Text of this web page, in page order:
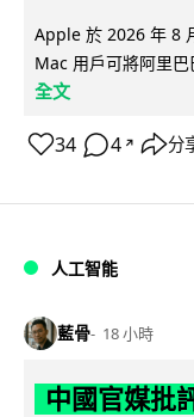
Apple 於 2026 年 8
Mac 用戶可將阿里
全文
34 4 ↗ 分
人工智能
藍骨 18 小時
中國官媒批